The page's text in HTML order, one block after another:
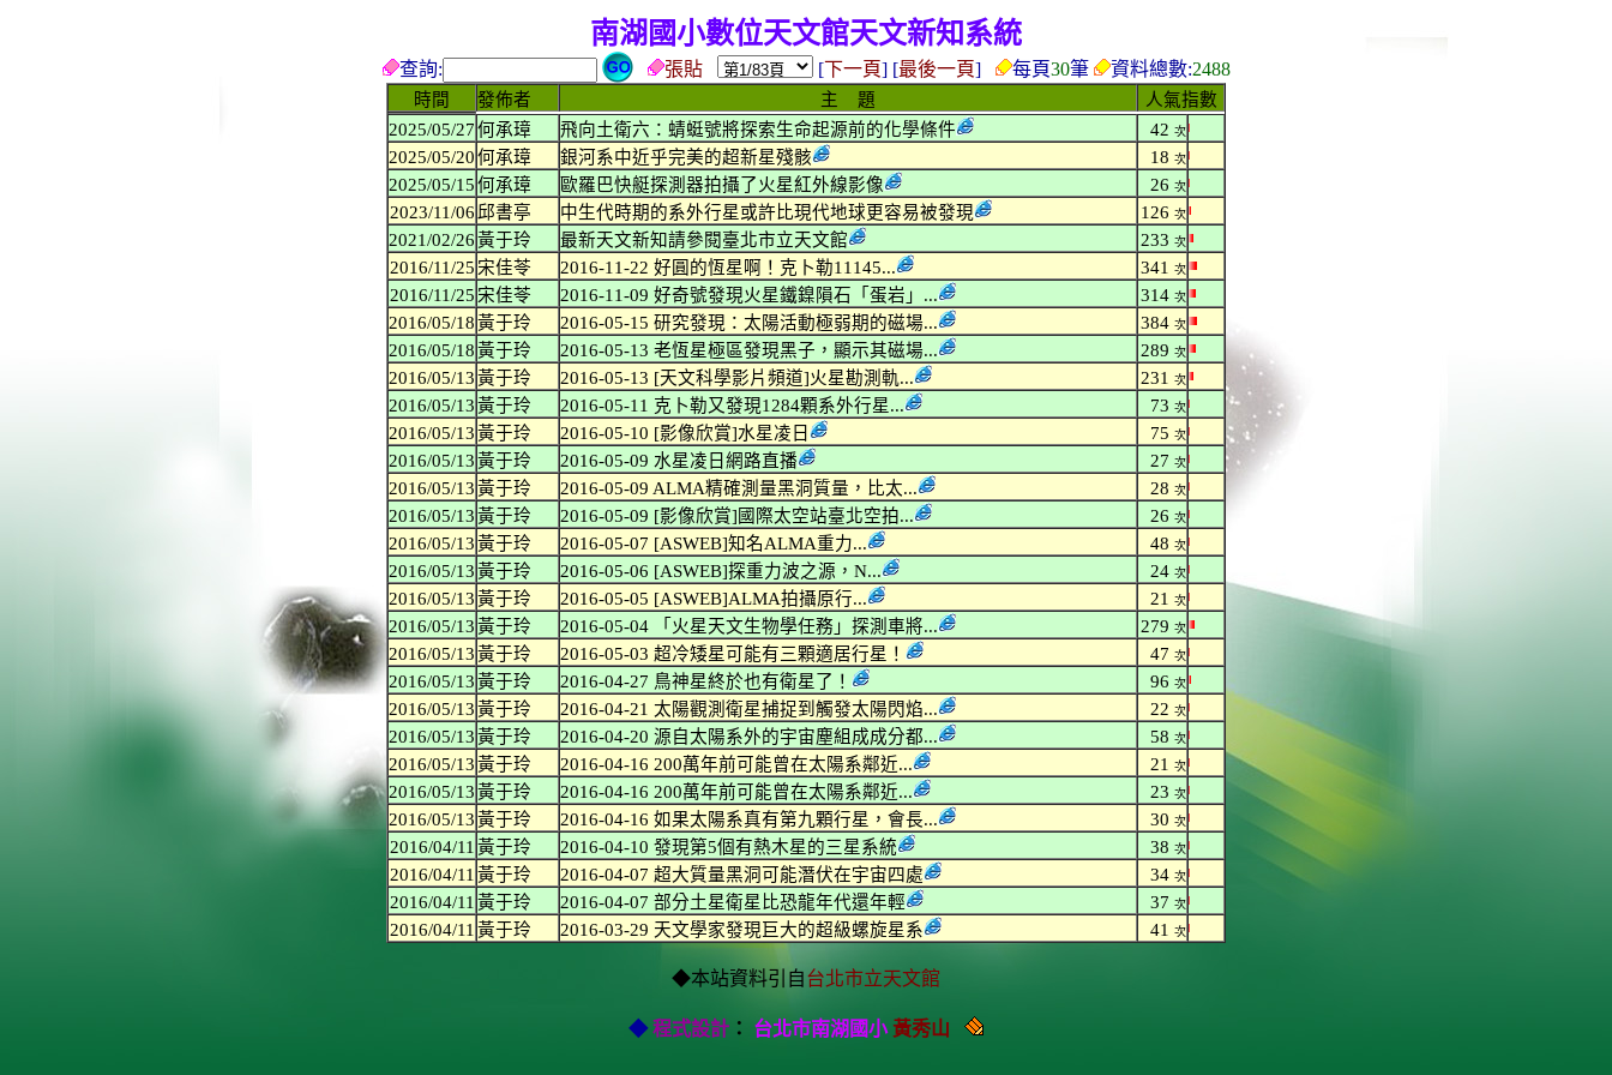
南湖國小數位天文館天文新知系統
查詢: 張貼 [下一頁] [最後一頁] 每頁30筆 資料總數:2488
時間 發佈者 主 題
人氣指數
2025/05/27何承璋 飛向土衛六：蜻蜓號將探索生命起源前的化學條件 42 次
2025/05/20何承璋 銀河系中近乎完美的超新星殘骸 18 次
2025/05/15何承璋 歐羅巴快艇探測器拍攝了火星紅外線影像 26 次
2023/11/06 邱書亭 中生代時期的系外行星或許比現代地球更容易被發現 126 次
2021/02/26黃于玲 最新天文新知請參閱臺北市立天文館 233 次
2016/11/25 宋佳苓 2016-11-22 好圓的恆星啊！克卜勒11145... 341 次
2016/11/25 宋佳苓 2016-11-09 好奇號發現火星鐵鎳隕石「蛋岩」... 314 次
2016/05/18黃于玲 2016-05-15 研究發現：太陽活動極弱期的磁場... 384 次
2016/05/18黃于玲 2016-05-13 老恆星極區發現黑子，顯示其磁場... 289 次
2016/05/13黃于玲 2016-05-13 [天文科學影片頻道]火星勘測軌... 231 次
2016/05/13黃于玲 2016-05-11 克卜勒又發現1284顆系外行星... 73 次
2016/05/13黃于玲 2016-05-10 [影像欣賞]水星凌日 75 次
2016/05/13黃于玲 2016-05-09 水星凌日網路直播 27 次
2016/05/13黃于玲 2016-05-09 ALMA精確測量黑洞質量，比太... 28 次
2016/05/13黃于玲 2016-05-09 [影像欣賞]國際太空站臺北空拍... 26 次
2016/05/13黃于玲 2016-05-07 [ASWEB]知名ALMA重力... 48 次
2016/05/13黃于玲 2016-05-06 [ASWEB]探重力波之源，N... 24 次
2016/05/13黃于玲 2016-05-05 [ASWEB]ALMA拍攝原行... 21 次
2016/05/13黃于玲 2016-05-04 「火星天文生物學任務」探測車將... 279 次
2016/05/13黃于玲 2016-05-03 超冷矮星可能有三顆適居行星！ 47 次
2016/05/13黃于玲 2016-04-27 鳥神星終於也有衛星了！ 96 次
2016/05/13黃于玲 2016-04-21 太陽觀測衛星捕捉到觸發太陽閃焰... 22 次
2016/05/13黃于玲 2016-04-20 源自太陽系外的宇宙塵組成成分都... 58 次
2016/05/13黃于玲 2016-04-16 200萬年前可能曾在太陽系鄰近... 21 次
2016/05/13黃于玲 2016-04-16 200萬年前可能曾在太陽系鄰近... 23 次
2016/05/13黃于玲 2016-04-16 如果太陽系真有第九顆行星，會長... 30 次
2016/04/11 黃于玲 2016-04-10 發現第5個有熱木星的三星系統 38 次
2016/04/11 黃于玲 2016-04-07 超大質量黑洞可能潛伏在宇宙四處 34 次
2016/04/11 黃于玲 2016-04-07 部分土星衛星比恐龍年代還年輕 37 次
2016/04/11 黃于玲 2016-03-29 天文學家發現巨大的超級螺旋星系 41 次
◆本站資料引自台北市立天文館
◆ 程式設計 ： 台北市南湖國小 黃秀山